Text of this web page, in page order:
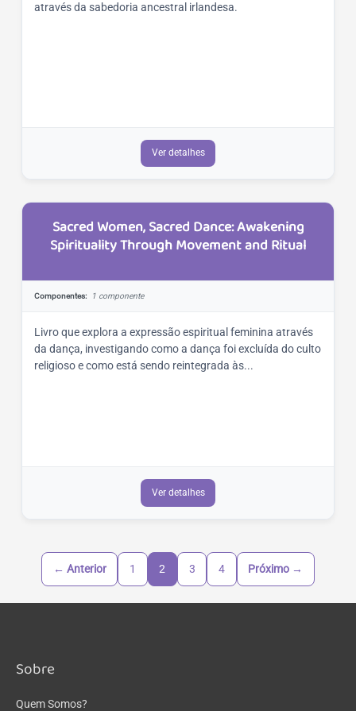
através da sabedoria ancestral irlandesa.
Ver detalhes
Sacred Women, Sacred Dance: Awakening
Spirituality Through Movement and Ritual
Componentes: 1 componente
Livro que explora a expressão espiritual feminina através
da dança, investigando como a dança foi excluída do culto
religioso e como está sendo reintegrada às...
Ver detalhes
← Anterior 1 2 3 4 Próximo →
Sobre
Quem Somos?